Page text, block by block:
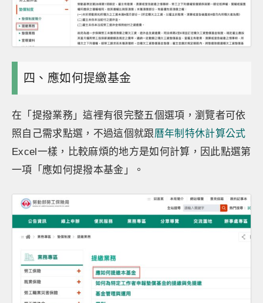
四、應如何提繳基金
在「提撥業務」這裡有很完整五個選項，瀏覽者可依
照自己需求點選，不過這個就跟曆年制特休計算公式
Excel一樣，比較麻煩的地方是如何計算，因此點選第
一項「應如何提撥本基金」。